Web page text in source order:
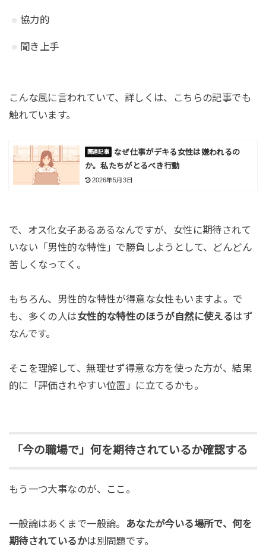
協力的
聞き上手
こんな風に言われていて、詳しくは、こちらの記事でも
触れています。
なぜ仕事がデキる女性は嫌われるの
か。私たちがとるべき行動
2026年5月3日
で、オス化女子あるあるなんですが、女性に期待されて
いない「男性的な特性」で勝負しようとして、どんどん
苦しくなってく。
もちろん、男性的な特性が得意な女性もいますよ。で
も、多くの人は女性的な特性のほうが自然に使えるはず
なんです。
そこを理解して、無理せず得意な方を使った方が、結果
的に「評価されやすい位置」に立てるかも。
「今の職場で」何を期待されているか確認する
もう一つ大事なのが、ここ。
一般論はあくまで一般論。 あなたが今いる場所で、何を
期待されているかは別問題です。